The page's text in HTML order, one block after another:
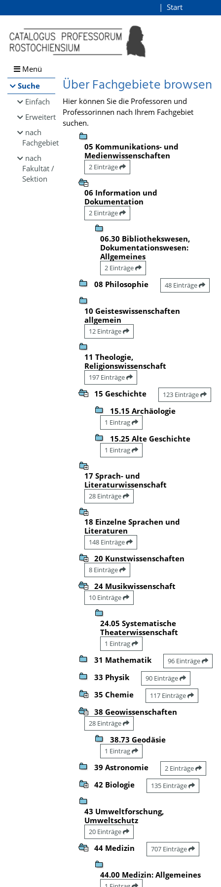
Browsen
direkt zum Inhalt
Start
Menü
Suche
Einfach
Erweitert
nach
Fachgebiet
nach
Fakultät /
Sektion
Über Fachgebiete browsen
Hier können Sie die Professoren und
Professorinnen nach Ihrem Fachgebiet
suchen.
05 Kommunikations- und
Medienwissenschaften
2 Einträge
06 Information und
Dokumentation
2 Einträge
06.30 Bibliothekswesen,
Dokumentationswesen:
Allgemeines
2 Einträge
08 Philosophie 48 Einträge
10 Geisteswissenschaften
allgemein
12 Einträge
11 Theologie,
Religionswissenschaft
197 Einträge
15 Geschichte 123 Einträge
15.15 Archäologie
1 Eintrag
15.25 Alte Geschichte
1 Eintrag
17 Sprach- und
Literaturwissenschaft
28 Einträge
18 Einzelne Sprachen und
Literaturen
148 Einträge
20 Kunstwissenschaften
8 Einträge
24 Musikwissenschaft
10 Einträge
24.05 Systematische
Theaterwissenschaft
1 Eintrag
31 Mathematik 96 Einträge
33 Physik 90 Einträge
35 Chemie 117 Einträge
38 Geowissenschaften
28 Einträge
38.73 Geodäsie
1 Eintrag
39 Astronomie 2 Einträge
42 Biologie 135 Einträge
43 Umweltforschung,
Umweltschutz
20 Einträge
44 Medizin 707 Einträge
44.00 Medizin: Allgemeines